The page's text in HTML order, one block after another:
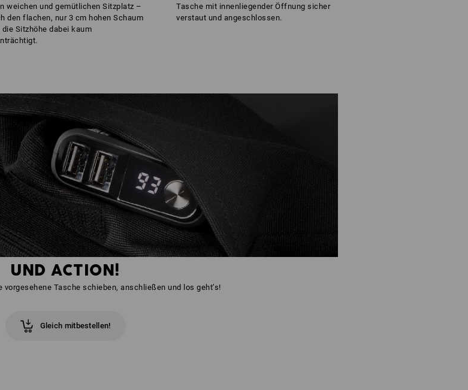
weichen und gemütlichen Sitzplatz –
den flachen, nur 3 cm hohen Schaum
die Sitzhöhe dabei kaum
Tasche mit innenliegender Öffnung sicher
verstaut und angeschlossen.
UND ACTION!
vorgesehene Tasche schieben, anschließen und los geht’s!
Gleich mitbestellen!